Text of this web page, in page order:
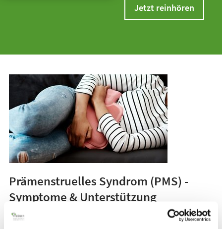
Jetzt reinhören
Prämenstruelles Syndrom (PMS) -
Symptome & Unterstützung